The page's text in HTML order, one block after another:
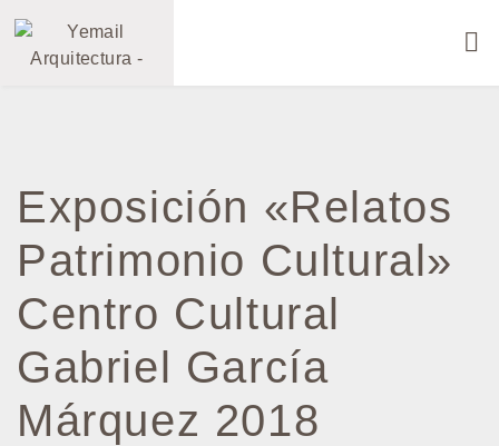
Exposición «Relatos
Patrimonio Cultural»
Centro Cultural
Gabriel García
Márquez 2018